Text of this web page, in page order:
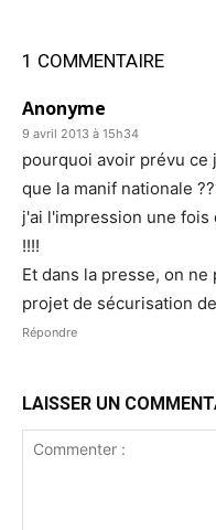
1 COMMENTAIRE
Anonyme
9 avril 2013 à 15h34
pourquoi avoir prévu ce
que la manif nationale
j'ai l'impression une
!!!!
Et dans la presse, on
projet de sécurisation
Répondre
LAISSER UN